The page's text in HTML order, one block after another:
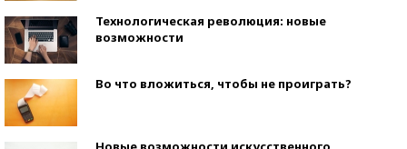
Технологическая революция: новые
возможности
Во что вложиться, чтобы не проиграть?